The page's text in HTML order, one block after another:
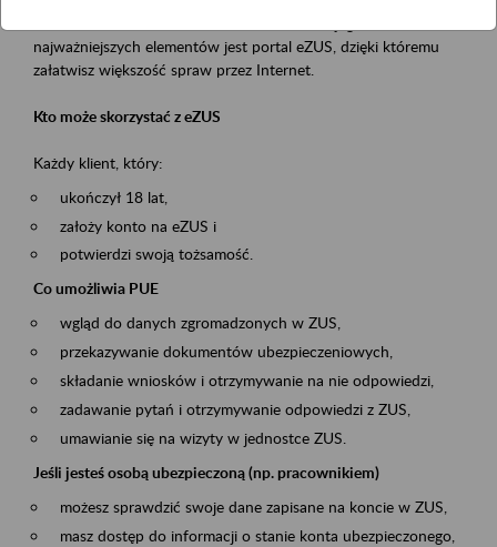
najważniejszych elementów jest portal eZUS, dzięki któremu
załatwisz większość spraw przez Internet.
Kto może skorzystać z eZUS
Każdy klient, który:
ukończył 18 lat,
założy konto na eZUS i
potwierdzi swoją tożsamość.
Co umożliwia PUE
wgląd do danych zgromadzonych w ZUS,
przekazywanie dokumentów ubezpieczeniowych,
składanie wniosków i otrzymywanie na nie odpowiedzi,
zadawanie pytań i otrzymywanie odpowiedzi z ZUS,
umawianie się na wizyty w jednostce ZUS.
Jeśli jesteś osobą ubezpieczoną (np. pracownikiem)
możesz sprawdzić swoje dane zapisane na koncie w ZUS,
masz dostęp do informacji o stanie konta ubezpieczonego,